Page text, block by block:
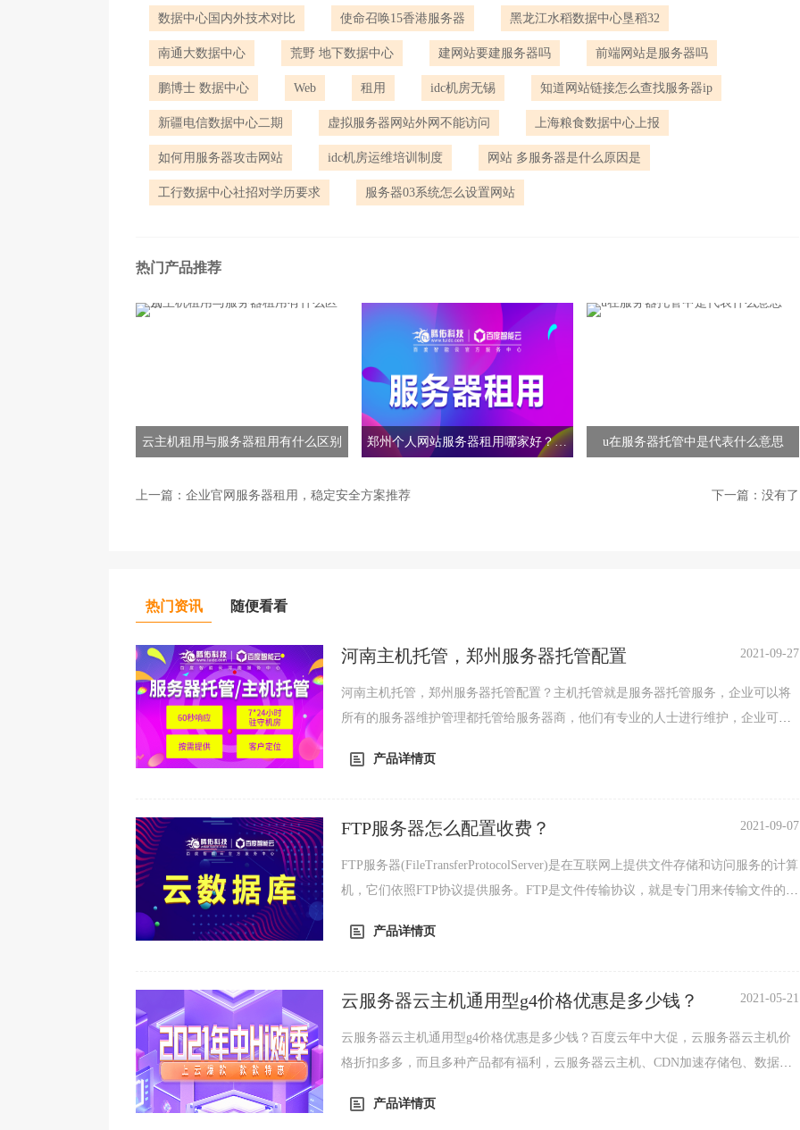
聊这么多，就是想说明一件事：服务器租用不能只看价格和配置，安全防护才是长期稳定运行的底牌。
如果您正在为以下问题头疼：不知道自己的业务需要多少防护,被攻击过，想换靠谱的高防服务器,想评估现有服务器
安全够不够,欢迎在评论区留言或直接私信我。简单说一下您的业务类型、日常访问量、是否遭遇过攻击。我们可以免费
为您提供：一对一安全防护方案（含高防服务器配置建议）,精准报价，没有隐藏费用,给实在建议。期待和您交流。
数据中心国内外技术对比 使命召唤15香港服务器 黑龙江水稻数据中心垦稻32
南通大数据中心 荒野 地下数据中心 建网站要建服务器吗 前端网站是服务器吗
鹏博士 数据中心 Web 租用 idc机房无锡 知道网站链接怎么查找服务器ip
新疆电信数据中心二期 虚拟服务器网站外网不能访问 上海粮食数据中心上报
如何用服务器攻击网站 idc机房运维培训制度 网站 多服务器是什么原因是
工行数据中心社招对学历要求 服务器03系统怎么设置网站
热门产品推荐
云主机租用与服务器租用有什么区别 郑州个人网站服务器租用哪家好？服 u在服务器托管中是代表什么意思
上一篇： 企业官网服务器租用，稳定安全方案推荐 下一篇：没有了
热门资讯 随便看看
河南主机托管，郑州服务器托管配置 2021-09-27
河南主机托管，郑州服务器托管配置？主机托管就是服务器托管服务，企业可以将
所有的服务器维护管理都托管给服务器商，他们有专业的人士进行维护，企业可以
产品详情页
FTP服务器怎么配置收费？ 2021-09-07
FTP服务器(FileTransferProtocolServer)是在互联网上提供文件存储和访问服务的计算
机，它们依照FTP协议提供服务。FTP是文件传输协议，就是专门用来传输文件的协
产品详情页
云服务器云主机通用型g4价格优惠是多少钱？ 2021-05-21
云服务器云主机通用型g4价格优惠是多少钱？百度云年中大促，云服务器云主机价
格折扣多多，而且多种产品都有福利，云服务器云主机、CDN加速存储包、数据
产品详情页